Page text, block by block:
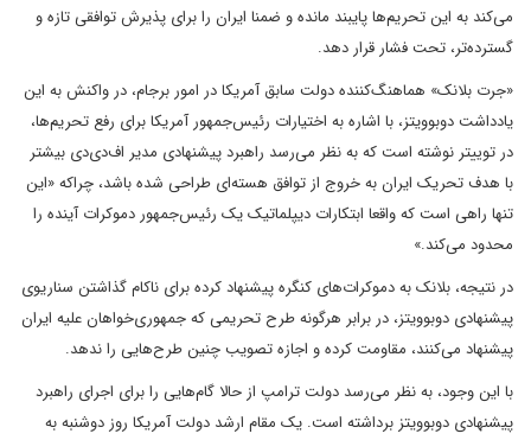
می‌کند به این تحریم‌ها پایبند مانده و ضمنا ایران را برای پذیرش توافقی تازه و
گسترده‌تر، تحت فشار قرار دهد.
«جرت بلانک» هماهنگ‌کننده دولت سابق آمریکا در امور برجام، در واکنش به این
یادداشت دوبوویتز، با اشاره به اختیارات رئیس‌جمهور آمریکا برای رفع تحریم‌ها،
در توییتر نوشته است که به نظر می‌رسد راهبرد پیشنهادی مدیر اف‌دی‌دی بیشتر
با هدف تحریک ایران به خروج از توافق هسته‌ای طراحی شده باشد، چراکه «این
تنها راهی است که واقعا ابتکارات دیپلماتیک یک رئیس‌جمهور دموکرات آینده را
محدود می‌کند.»
در نتیجه، بلانک به دموکرات‌های کنگره پیشنهاد کرده برای ناکام گذاشتن سناریوی
پیشنهادی دوبوویتز، در برابر هرگونه طرح تحریمی که جمهوری‌خواهان علیه ایران
پیشنهاد می‌کنند، مقاومت کرده و اجازه تصویب چنین طرح‌هایی را ندهد.
با این وجود، به نظر می‌رسد دولت ترامپ از حالا گام‌هایی را برای اجرای راهبرد
پیشنهادی دوبوویتز برداشته است. یک مقام ارشد دولت آمریکا روز دوشنبه به